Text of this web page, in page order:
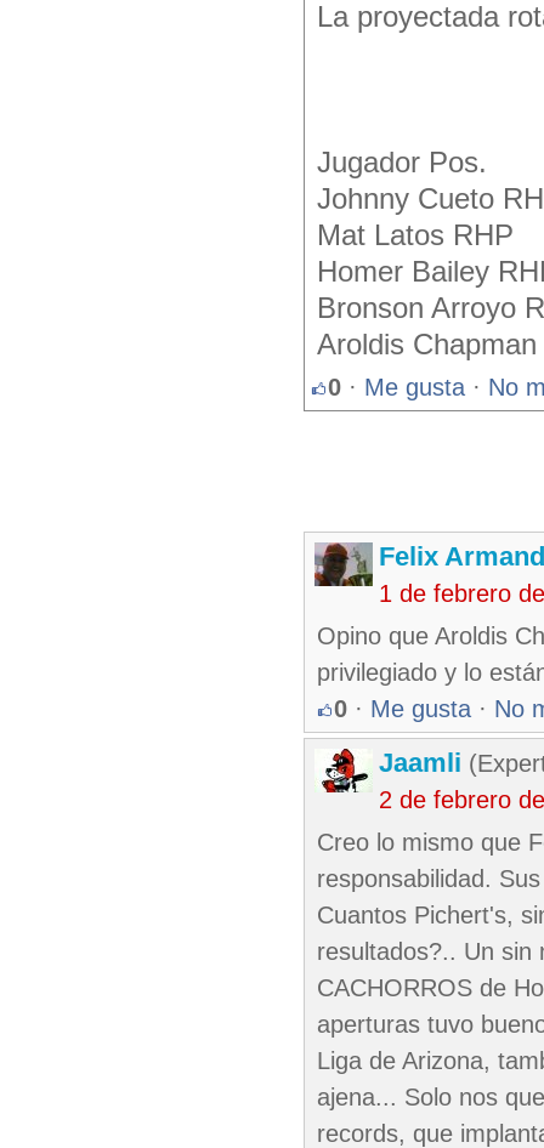
La proyectada
Jugador Pos.
Johnny Cueto
Mat Latos RHP
Homer Bailey
Bronson Arroyo
Aroldis Chapman
0 · Me gusta · No
Felix
1 de febrero
Opino que Aroldis
privilegiado y lo
0 · Me gusta · No
Jaamli
2 de febrero
Creo lo mismo que
responsabilidad.
Cuantos Pichert's,
resultados?.. Un sin
CACHORROS de
aperturas tuvo
Liga de Arizona,
ajena... Solo nos
records, que